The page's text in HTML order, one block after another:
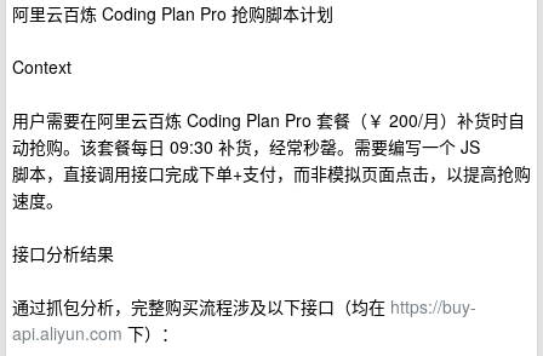
阿里云百炼 Coding Plan Pro 抢购脚本计划
Context
用户需要在阿里云百炼 Coding Plan Pro 套餐（￥ 200/月）补货时自
动抢购。该套餐每日 09:30 补货，经常秒罄。需要编写一个 JS
脚本，直接调用接口完成下单+支付，而非模拟页面点击，以提高抢购
速度。
接口分析结果
通过抓包分析，完整购买流程涉及以下接口（均在 https://buy-
api.aliyun.com 下）：